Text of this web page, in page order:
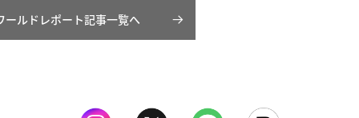
ールドレポート記事一覧へ